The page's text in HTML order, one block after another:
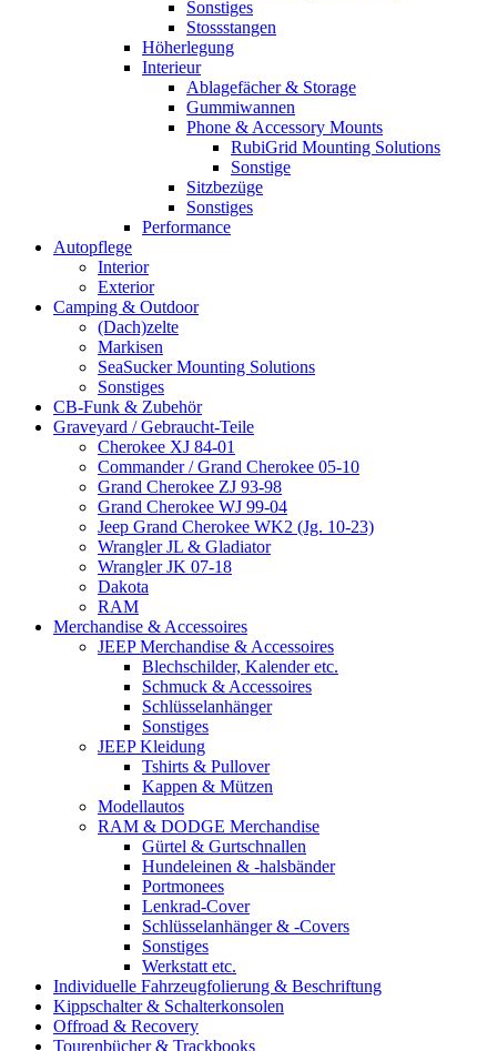
Sonstiges
Stossstangen
Höherlegung
Interieur
Ablagefächer & Storage
Gummiwannen
Phone & Accessory Mounts
RubiGrid Mounting Solutions
Sonstige
Sitzbezüge
Sonstiges
Performance
Autopflege
Interior
Exterior
Camping & Outdoor
(Dach)zelte
Markisen
SeaSucker Mounting Solutions
Sonstiges
CB-Funk & Zubehör
Graveyard / Gebraucht-Teile
Cherokee XJ 84-01
Commander / Grand Cherokee 05-10
Grand Cherokee ZJ 93-98
Grand Cherokee WJ 99-04
Jeep Grand Cherokee WK2 (Jg. 10-23)
Wrangler JL & Gladiator
Wrangler JK 07-18
Dakota
RAM
Merchandise & Accessoires
JEEP Merchandise & Accessoires
Blechschilder, Kalender etc.
Schmuck & Accessoires
Schlüsselanhänger
Sonstiges
JEEP Kleidung
Tshirts & Pullover
Kappen & Mützen
Modellautos
RAM & DODGE Merchandise
Gürtel & Gurtschnallen
Hundeleinen & -halsbänder
Portmonees
Lenkrad-Cover
Schlüsselanhänger & -Covers
Sonstiges
Werkstatt etc.
Individuelle Fahrzeugfolierung & Beschriftung
Kippschalter & Schalterkonsolen
Offroad & Recovery
Tourenbücher & Trackbooks